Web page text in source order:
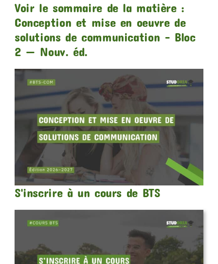
Voir le sommaire de la matière :
Conception et mise en oeuvre de
solutions de communication – Bloc
2 — Nouv. éd.
S'inscrire à un cours de BTS